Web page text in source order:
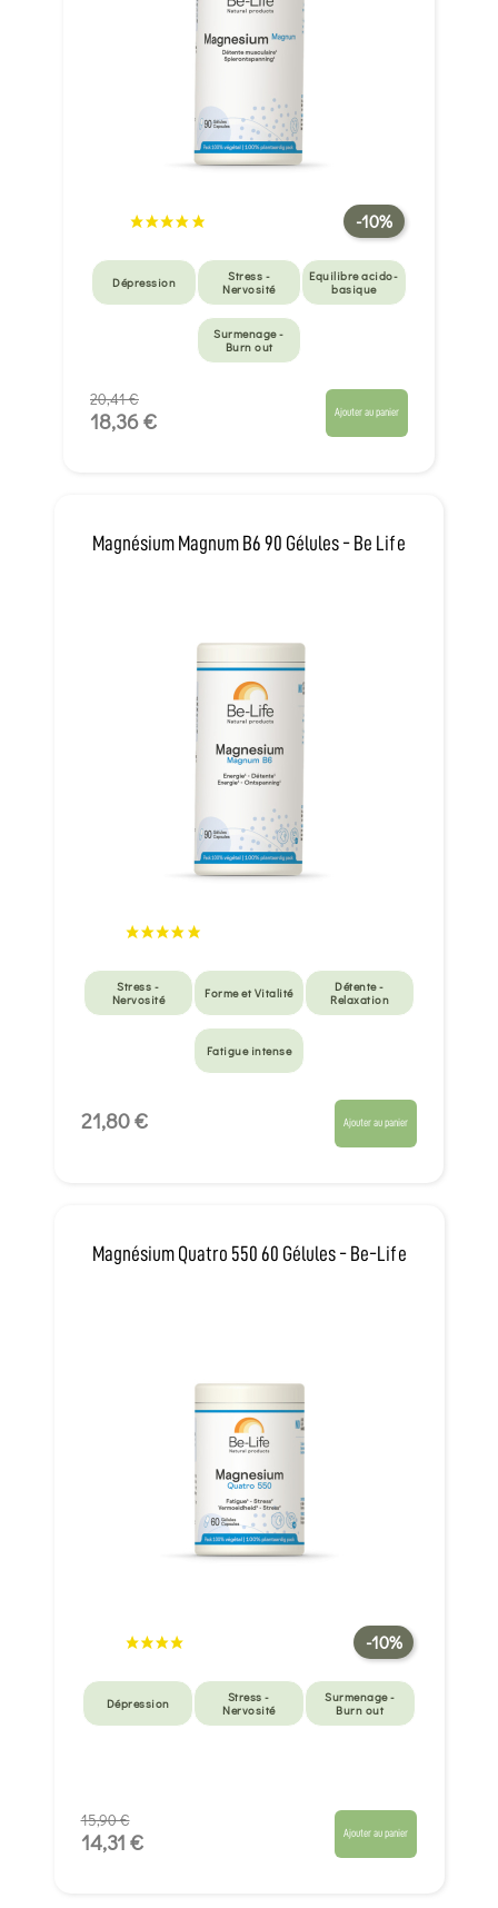
-10%
Dépression
Stress -
Nervosité
Equilibre acido-
basique
Surmenage -
Burn out
20,41 €
18,36 € Ajouter au panier
Magnésium Magnum B6 90 Gélules - Be Life
Stress -
Nervosité
Forme et Vitalité
Détente -
Relaxation
Fatigue intense
21,80 € Ajouter au panier
Magnésium Quatro 550 60 Gélules - Be-Life
-10%
Dépression
Stress -
Nervosité
Surmenage -
Burn out
15,90 €
14,31 € Ajouter au panier